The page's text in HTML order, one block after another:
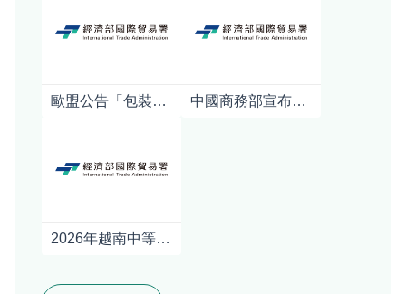
歐盟公告「包裝及包裝廢棄物規章」(PPWR)之指引及常見問答 中國商務部宣布對日本強化軍商兩用貨品出口管制對日本產業影響之初步分析
2026年越南中等收入階層及消費情況